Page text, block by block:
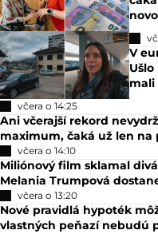
V
mali
včera o 14:25
Ani včerajší rekord
maximum, čaká už len na
včera o 14:10
Miliónový film sklamal
Melania Trumpová
včera o 13:20
Nové pravidlá hypoték
vlastných peňazí nebudú